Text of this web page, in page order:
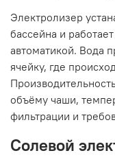
Электролизер
бассейна и
автоматикой. Вода
ячейку, где
объёму чаши,
фильтрации и
Солевой